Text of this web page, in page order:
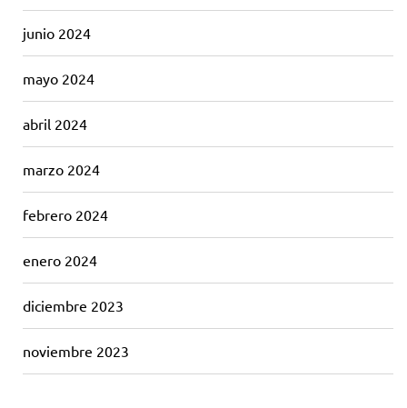
junio 2024
mayo 2024
abril 2024
marzo 2024
febrero 2024
enero 2024
diciembre 2023
noviembre 2023